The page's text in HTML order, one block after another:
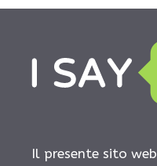
Il presente sito